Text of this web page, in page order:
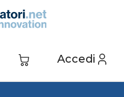
Accedi